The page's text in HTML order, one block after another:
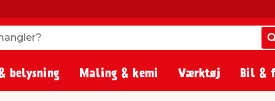
belysning Maling & kemi Værktøj Bil &